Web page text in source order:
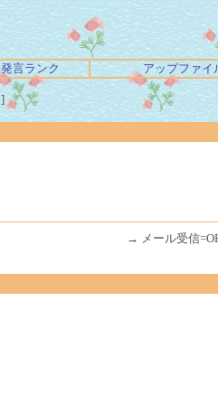
発言ランク アップファイ
]
→ メール受信